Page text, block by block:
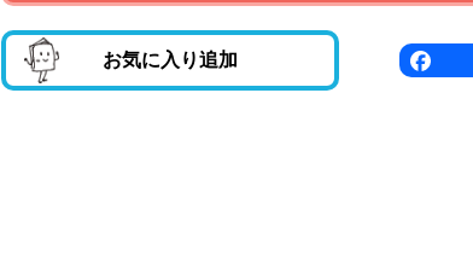
お気に入り追加